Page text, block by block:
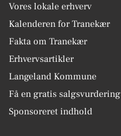
Vores lokale erhverv
Kalenderen for Tranekær
Fakta om Tranekær
Erhvervsartikler
Langeland Kommune
Få en gratis salgsvurdering
Sponsoreret indhold